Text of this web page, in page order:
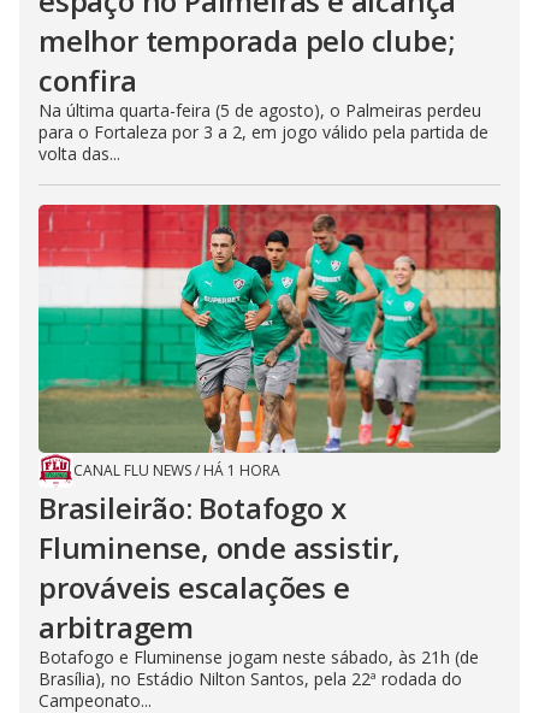
melhor temporada pelo clube;
confira
Na última quarta-feira (5 de agosto), o Palmeiras perdeu
para o Fortaleza por 3 a 2, em jogo válido pela partida de
volta das...
CANAL FLU NEWS/ HÁ 1 HORA
Brasileirão: Botafogo x
Fluminense, onde assistir,
prováveis escalações e
arbitragem
Botafogo e Fluminense jogam neste sábado, às 21h (de
Brasília), no Estádio Nilton Santos, pela 22ª rodada do
Campeonato...